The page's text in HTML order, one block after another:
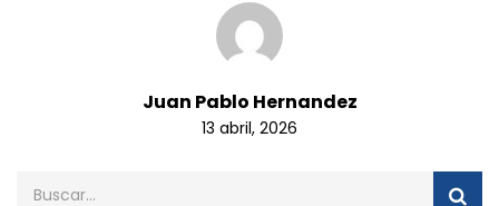
Juan Pablo Hernandez
13 abril, 2026